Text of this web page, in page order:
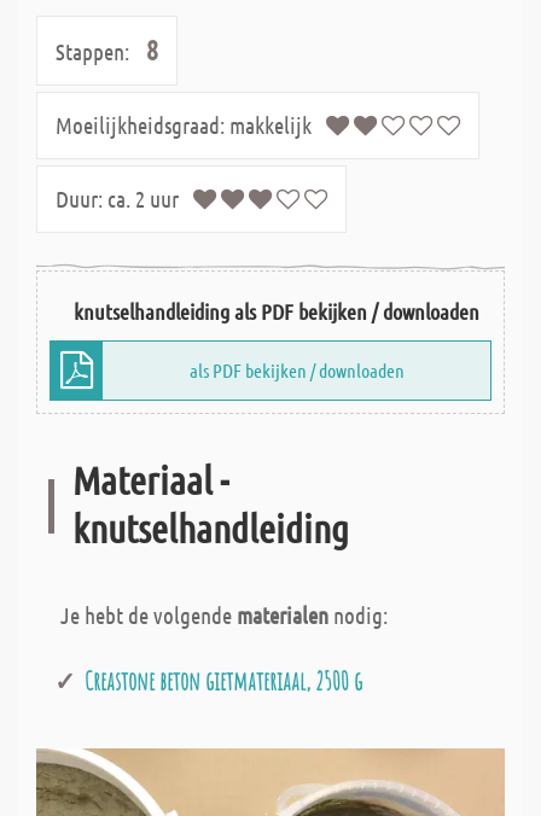
Stappen: 8
Moeilijkheidsgraad: makkelijk
Duur: ca. 2 uur
knutselhandleiding als PDF bekijken / downloaden
als PDF bekijken / downloaden
Materiaal -
knutselhandleiding
Je hebt de volgende materialen nodig:
Creastone beton gietmateriaal, 2500 g